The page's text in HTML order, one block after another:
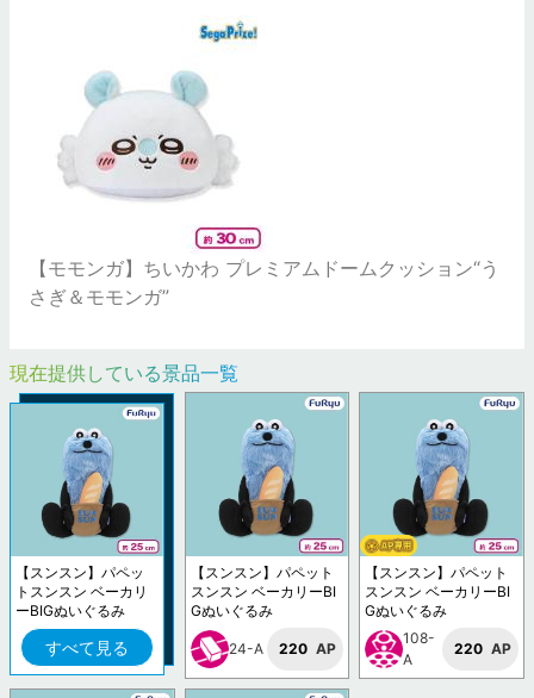
【モモンガ】ちいかわ プレミアムドームクッション“う
さぎ＆モモンガ”
現在提供している景品一覧
【スンスン】パペッ
トスンスン ベーカリ
ーBIGぬいぐるみ
すべて見る
【スンスン】パペット
スンスン ベーカリーBI
Gぬいぐるみ
24-A 220 AP
【スンスン】パペット
スンスン ベーカリーBI
Gぬいぐるみ
108-
A
220 AP